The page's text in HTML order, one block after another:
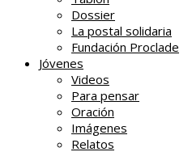
Dossier
La postal solidaria
Fundación Proclade
Jóvenes
Videos
Para pensar
Oración
Imágenes
Relatos